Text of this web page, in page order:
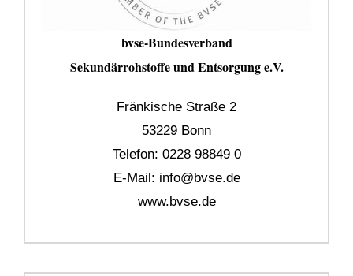
bvse-Bundesverband
Sekundärrohstoffe und Entsorgung e.V.
Fränkische Straße 2
53229 Bonn
Telefon: 0228 98849 0
E-Mail: info@bvse.de
www.bvse.de